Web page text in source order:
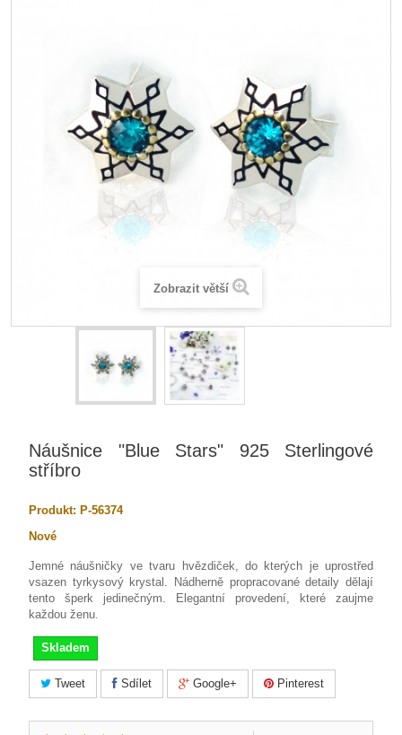
Zobrazit větší
Náušnice "Blue Stars" 925 Sterlingové
stříbro
Produkt: P-56374
Nové
Jemné náušničky ve tvaru hvězdiček, do kterých je uprostřed
vsazen tyrkysový krystal. Nádherně propracované detaily dělají
tento šperk jedinečným. Elegantní provedení, které zaujme
každou ženu.
Skladem
Tweet Sdílet Google+ Pinterest